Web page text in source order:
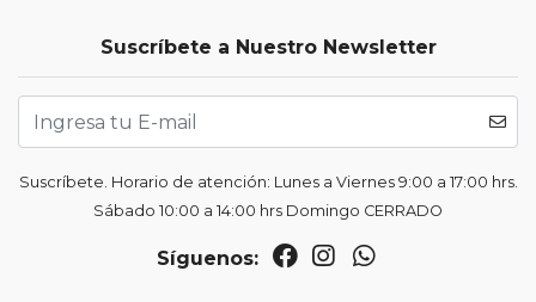
Suscríbete a Nuestro Newsletter
Suscríbete. Horario de atención: Lunes a Viernes 9:00 a 17:00 hrs.
Sábado 10:00 a 14:00 hrs Domingo CERRADO
Síguenos: